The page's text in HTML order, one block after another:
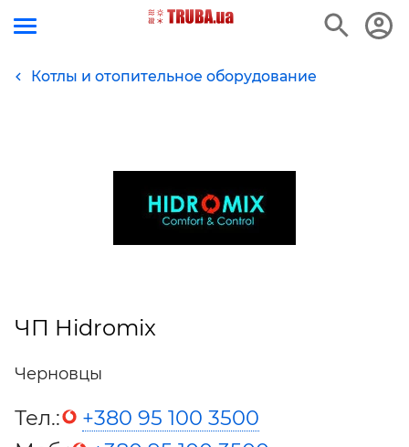
Котлы и отопительное оборудование
ЧП Hidromix
Черновцы
Тел.:
+380 95 100 3500